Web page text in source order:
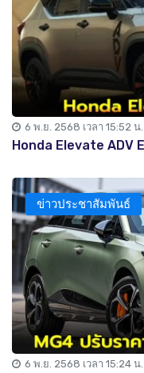
6 พ.ย. 2568 เวลา 15:52 น.
Honda Elevate ADV
ข่าวประชาสัมพันธ์
6 พ.ย. 2568 เวลา 15:24 น.